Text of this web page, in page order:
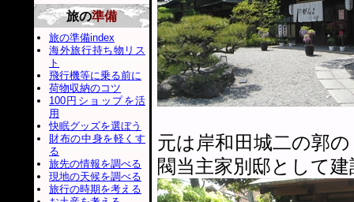
元は岸和田城二の郭
閥当主家別邸として
旅の準備
旅の準備index
海外旅行持ち物リス
ト
飛行機等に乗る前に
荷物収納のコツ
100円ショップを活
用
快眠グッズを選ぼう
財布の中身を軽くす
る
旅先の情報を調べる
現地の天候を調べる
旅行の時期を考える